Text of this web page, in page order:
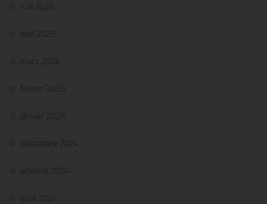
mai 2025
avril 2025
mars 2025
février 2025
janvier 2025
décembre 2024
octobre 2024
août 2024